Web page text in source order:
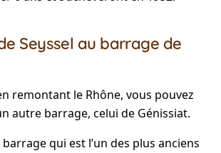
Seyssel au barrage de
remontant le Rhône, vous pouvez
autre barrage, celui de Génissiat.
qui est l’un des plus anciens